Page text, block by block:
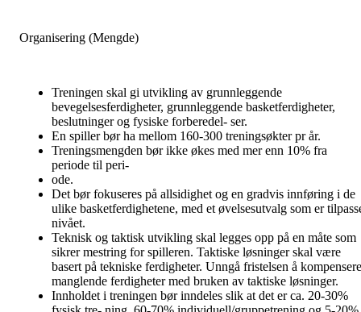
Organisering (Mengde)
Treningen skal gi utvikling av grunnleggende
bevegelsesferdigheter, grunnleggende basketferdigheter,
beslutninger og fysiske forberedel- ser.
En spiller bør ha mellom 160-300 treningsøkter pr år.
Treningsmengden bør ikke økes med mer enn 10% fra
periode til peri-
ode.
Det bør fokuseres på allsidighet og en gradvis innføring i de
ulike basketferdighetene, med et øvelsesutvalg som er
nivået.
Teknisk og taktisk utvikling skal legges opp på en måte som
sikrer mestring for spilleren. Taktiske løsninger skal være
basert på tekniske ferdigheter. Unngå fristelsen å kompensere
manglende ferdigheter med bruken av taktiske løsninger.
Innholdet i treningen bør inndeles slik at det er ca. 20-30%